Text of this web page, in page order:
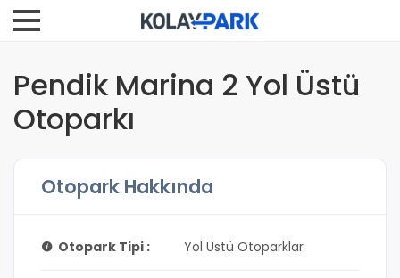
Pendik Marina 2 Yol Üstü
Otoparkı
Otopark Hakkında
Otopark Tipi : Yol Üstü Otoparklar